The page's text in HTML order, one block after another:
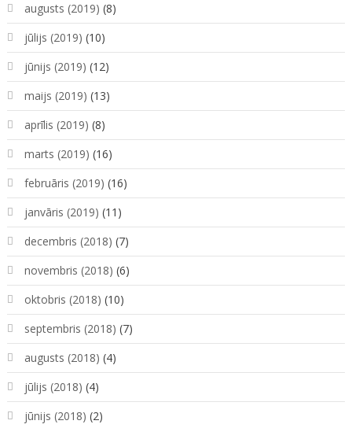
augusts (2019) (8)
jūlijs (2019) (10)
jūnijs (2019) (12)
maijs (2019) (13)
aprīlis (2019) (8)
marts (2019) (16)
februāris (2019) (16)
janvāris (2019) (11)
decembris (2018) (7)
novembris (2018) (6)
oktobris (2018) (10)
septembris (2018) (7)
augusts (2018) (4)
jūlijs (2018) (4)
jūnijs (2018) (2)